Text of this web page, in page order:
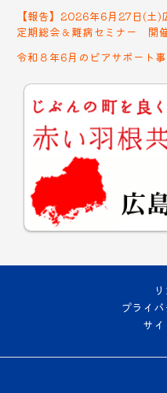
【報告】2026年6月27日(土)
定期総会＆難病セミナー 開
令和８年6月のピアサポート
プライ
サ